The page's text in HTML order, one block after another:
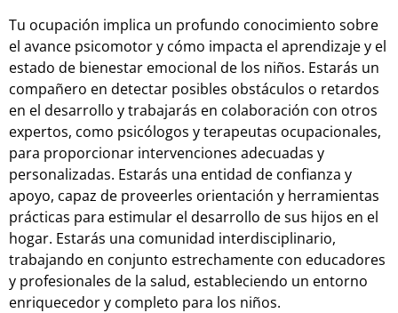
Tu ocupación implica un profundo conocimiento sobre
el avance psicomotor y cómo impacta el aprendizaje y el
estado de bienestar emocional de los niños. Estarás un
compañero en detectar posibles obstáculos o retardos
en el desarrollo y trabajarás en colaboración con otros
expertos, como psicólogos y terapeutas ocupacionales,
para proporcionar intervenciones adecuadas y
personalizadas. Estarás una entidad de confianza y
apoyo, capaz de proveerles orientación y herramientas
prácticas para estimular el desarrollo de sus hijos en el
hogar. Estarás una comunidad interdisciplinario,
trabajando en conjunto estrechamente con educadores
y profesionales de la salud, estableciendo un entorno
enriquecedor y completo para los niños.